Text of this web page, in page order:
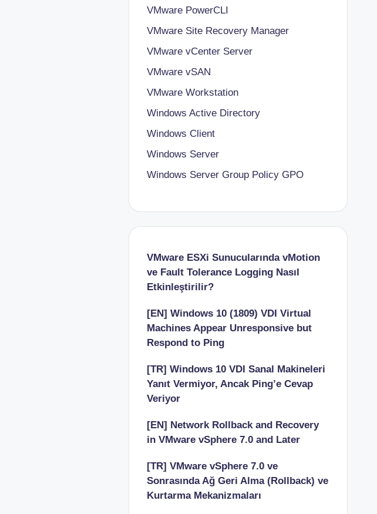
VMware PowerCLI
VMware Site Recovery Manager
VMware vCenter Server
VMware vSAN
VMware Workstation
Windows Active Directory
Windows Client
Windows Server
Windows Server Group Policy GPO
VMware ESXi Sunucularında vMotion
ve Fault Tolerance Logging Nasıl
Etkinleştirilir?
[EN] Windows 10 (1809) VDI Virtual
Machines Appear Unresponsive but
Respond to Ping
[TR] Windows 10 VDI Sanal Makineleri
Yanıt Vermiyor, Ancak Ping’e Cevap
Veriyor
[EN] Network Rollback and Recovery
in VMware vSphere 7.0 and Later
[TR] VMware vSphere 7.0 ve
Sonrasında Ağ Geri Alma (Rollback) ve
Kurtarma Mekanizmaları